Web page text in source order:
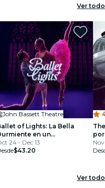
Ver todo
John Bassett Theatre
of Lights: La Bella
en un
Deslumbrante
24 - Dec 13
$43.20
Ver todo